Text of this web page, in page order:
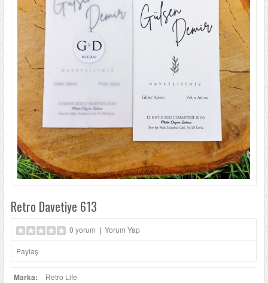
LÜKS DAVETIYELER
NIKAH ŞEKERLERI
SIKÇA SORULANLAR
DAVETIYE SÖZLERI
BLOG
İLETIŞIM
Retro Davetiye 613
0 yorum | Yorum Yap
Paylaş
Marka: Retro Life